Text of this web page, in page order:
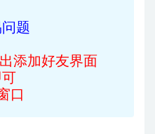
题
添加好友界面
口